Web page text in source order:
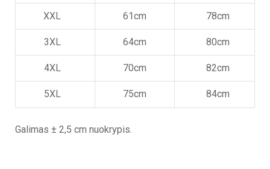
XXL 61cm 78cm
3XL 64cm 80cm
4XL 70cm 82cm
5XL 75cm 84cm
Galimas ± 2,5 cm nuokrypis.